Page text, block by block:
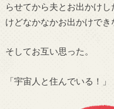
らせてから夫とお出かけし
けどなかなかお出かけでき
そしてお互い思った。
「宇宙人と住んでいる！」